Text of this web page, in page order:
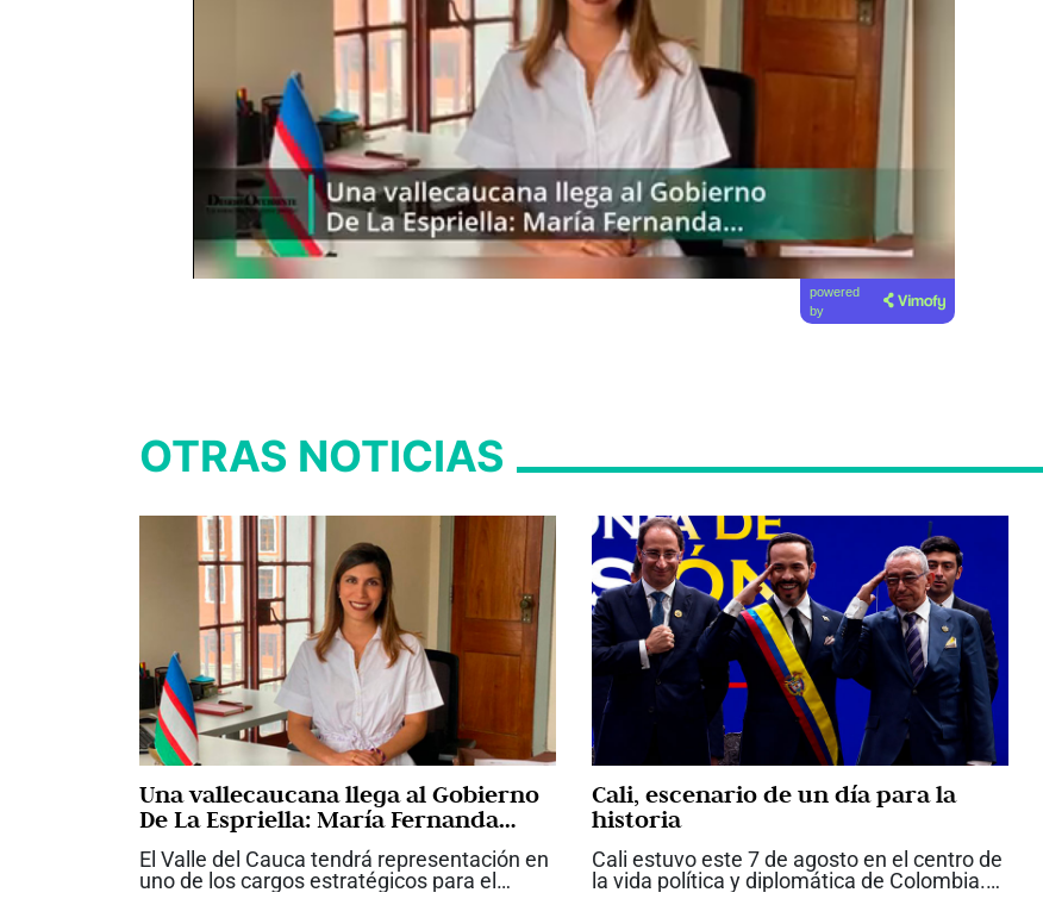
powered
by
OTRAS NOTICIAS
Una vallecaucana llega al Gobierno
De La Espriella: María Fernanda
Santa, nueva viceministra de
Infraestructura
El Valle del Cauca tendrá representación en
uno de los cargos estratégicos para el
Cali, escenario de un día para la
historia
Cali estuvo este 7 de agosto en el centro de
la vida política y diplomática de Colombia.